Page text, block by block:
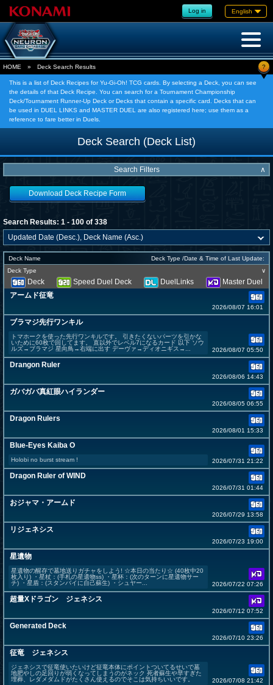
Log in English
HOME » Deck Search Results ?
This is a list of Deck Recipes for Yu-Gi-Oh! TCG cards. By selecting a Deck, you can see
the details of that Deck Recipe. You can search for a Tournament Championship
Deck/Tournament Runner-Up Deck or Decks that contain a specific card. Decks that can
be used in DUEL LINKS and MASTER DUEL are also registered here; use them as a
reference to fare better in Duels.
Deck Search (Deck List)
Search Filters ∧
Download Deck Recipe Form
Search Results: 1 - 100 of 338
Deck Name
Deck Type /Date & Time of Last Update:
Deck Type
∨
Deck Speed Duel Deck DuelLinks
Master Duel
アームド征竜
2026/08/07 16:01
ブラマジ先行ワンキル
トマホークを使った先行ワンキルです。 引きたくないパーツを引かな
いために60枚で回してます。 直以外でレベル7になるカード 以下 ソウ
ルズ→ブラマジ 星向鳥→右端に出す デーヴァ→ディオニギス→...
2026/08/07 05:50
Drangon Ruler
2026/08/06 14:43
ガバガバ真紅眼ハイランダー
2026/08/05 06:55
Dragon Rulers
2026/08/01 15:33
Blue-Eyes Kaiba O
Holobi no burst stream ! 2026/07/31 21:22
Dragon Ruler of WIND
2026/07/31 01:44
おジャマ・アームド
2026/07/29 13:58
リジェネシス
2026/07/23 19:00
星遺物
星遺物の醒存で墓地送りガチャをしよう! ☆本日の当たり☆ (40枚中20
枚入り) ・星杖：(手札の星遺物ss) ・星杯：(次のターンに星遺物サー
チ) ・星盾：(スタンバイに自己蘇生) ・シュヤー...
2026/07/22 07:26
超量Xドラゴン ジェネシス
2026/07/12 07:52
Generated Deck
2026/07/10 23:26
征竜 ジェネシス
ジェネシスで征竜使いたいけど征竜本体にポイントついてるせいで墓
地肥やしの足回りが弱くなってしまうのがネック 死者蘇生や早すぎた
埋葬、レダメダムドがたくさん使えるのでそこは気持ちいいです。
2026/07/08 21:42